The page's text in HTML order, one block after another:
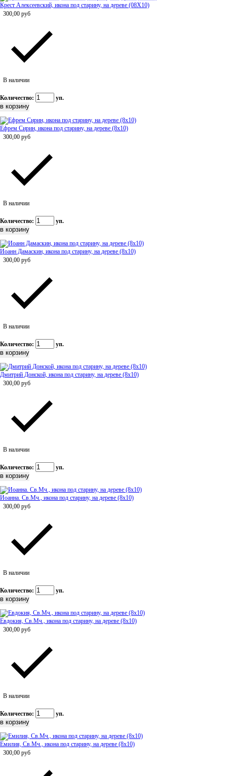
Крест Алексеевский, икона под старину, на дереве (08Х10)
300,00 руб
В наличии
Количество: уп.
Ефрем Сирин, икона под старину, на дереве (8x10)
300,00 руб
В наличии
Количество: уп.
Иоанн Дамаскин, икона под старину, на дереве (8x10)
300,00 руб
В наличии
Количество: уп.
Дмитрий Донской, икона под старину, на дереве (8x10)
300,00 руб
В наличии
Количество: уп.
Иоанна. Св.Мч., икона под старину, на дереве (8x10)
300,00 руб
В наличии
Количество: уп.
Евдокия, Св.Мч., икона под старину, на дереве (8x10)
300,00 руб
В наличии
Количество: уп.
Емилия, Св.Мч., икона под старину, на дереве (8x10)
300,00 руб